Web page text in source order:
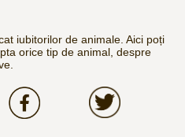
iubitorilor de animale. Aici poți
orice tip de animal, despre